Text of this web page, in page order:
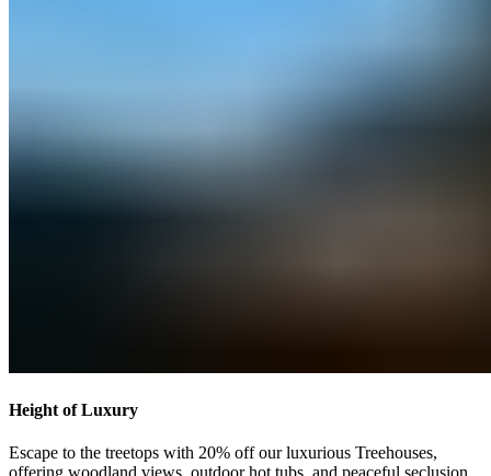
Height of Luxury​​​​‌ ‍ ​‍​‍‌‍ ‌ ​‍‌‍‍‌‌‍‌ ‌‍‍‌‌‍ ‍​‍​‍​ ‍‍​‍​‍‌ ​ ‌‍​‌‌‍ ‍‌‍‍‌‌ ‌​‌ ‍‌​‍ ‍‌‍‍‌‌‍ ​‍​‍​‍ ​​‍​‍‌‍‍​‌ ​‍‌‍‌‌‌‍‌‍​‍​‍​ ‍‍​‍​‍‌‍‍​‌ ‌​‌ ‌​‌ ​​‌ ​ ​ ‍‍​‍ ​‍ ‌‍ ​​‍ ‌‌‍​‌‌‍ ‍‌‍‌​​‍ ‌‌ ​‍​‍ ‌‌‍‍​‌‍ ‌ ‌​‌‍‌‌‌‍ ​‌ ​ ​‍ ‌‌ ​ ‌ ‌​‌ ‌‌‌‍‌​‌‍‍‌‌‍ ​‍ ‍‌ ‌‍‌‍‌‌‌ ​‍‌‍​ ‌‍‌‌‌‍ ​​‍ ‍‌‍​‌‌ ​​‌ ​​​‍ ‌‍‍‌‌‍ ‍‌ ‌​‌‍‌‌‌‍ ‍‌ ‌​​‍ ‌‍‌‌‌‍‌​‌‍‍‌‌ ‌​​‍ ‌‍ ‌‌‍ ‌‍‌​‌‍‌‌​ ‌‌ ​​‌ ​‍‌‍‌‌‌ ​ ‌‍‌‌‌‍ ‍‌ ‌​‌‍​‌‌ ‌​‌‍‍‌‌‍ ‌‍ ‍​ ‍ ‌‍‍‌‌‍‌​​ ‌​ ‍‌​ ​‌​ ‌‍​ ‌‍​ ‍‌‌‍‌​‌‍​‌​ ​​​‍ ‌​ ‌‍‌‍​ ‌‍​ ‌‍​ ​‍ ‌​ ‌​​ ‍‌​ ‌​​ ‌‍​‍ ‌‌‍​‌​ ​‍​ ‌ ​ ‌​​‍ ‌‌‍​‌‌‍​ ‌‍​‍​ ‍‌‌‍​‍​ ​ ‌‍‌‌‌‍​ ​ ​ ‌‍‌​​ ‌ ‌‍​ ​ ‍ ‌ ‌​‌ ‍‌‌ ​​‌‍‌‌​ ‌‌‍‍​‌‍ ‌ ‌​‌‍‌‌‌‍ ​‌‌​ ‌‍‍‌‌ ‌​‌‍‌‌‌‌​​‌‍​‌‌‍‌ ‌‍‌‌​ ‍ ‌ ​​‌‍​‌‌ ‌​‌‍‍​​ ‌‌ ​​‌‍​‌‌‍‌ ‌‍‌‌‌​​‍‌ ‌‌‌‍‍‌‌‍ ​‌‍‌​‌‍‌‌‌ ​‍​‍‌‌​ ‌‌‌​​‍‌‌ ‌‍‍ ‌‍‌‌‌ ‍‌​‍‌‌​ ​ ‌​‌​​‍‌‌​ ​ ‌​‌​​‍‌‌​ ​‍​ ​‍​ ‍​​ ​ ​ ‍​​ ‌ ​ ‍​​ ​‌​ ‌‍‌‍​ ‌‍‌‌​ ‌​​ ​‍‌‍​‌​‍‌‌​ ​‍​ ​‍​‍‌‌​ ‌‌‌​‌​​‍ ‍‌‍​ ‌‍ ‌‍ ‍‌ ‌​‌‍‌‌‌‍ ‍‌ ‌​​‍‌‌​ ‌‌‌​​‍‌‌ ‌‍‍ ‌‍‌‌‌ ‍‌​‍‌‌​ ​ ‌​‌​​‍‌‌​ ​ ‌​‌​​‍‌‌​ ​‍​ ​‍‌‍​ ‌‍‌‌‌‍​‍‌‍​‌​ ​ ​ ​‍​ ​‌​ ​​​ ‍‌​ ‌ ​ ​‌​ ‍‌​‍‌‌​ ​‍​ ​‍​‍‌‌​ ‌‌‌​‌​​‍ ‍‌ ‌​‌‍‍‌‌ ‌​‌‍ ​‌‍‌‌​ ‌‍​‍‌‍​‌‌ ​ ‌‍‌‌‌‌‌‌‌ ​‍‌‍ ​​ ‌‌‍‍​‌ ‌​‌ ‌​‌ ​​‌ ​ ​‍‌‌​ ​ ‌​​‌​‍‌‌​ ​‍‌​‌‍​‍‌‌​ ​‍‌​‌‍‌‍ ​​‍ ‌‌‍​‌‌‍ ‍‌‍‌​​‍ ‌‌ ​‍​‍ ‌‌‍‍​‌‍ ‌ ‌​‌‍‌‌‌‍ ​‌ ​ ​‍ ‌‌ ​ ‌ ‌​‌ ‌‌‌‍‌​‌‍‍‌‌‍ ​‍ ‍‌ ‌‍‌‍‌‌‌ ​‍‌‍​ ‌‍‌‌‌‍ ​​‍ ‍‌‍​‌‌ ​​‌ ​​​‍‌‍‌‍‍‌‌‍‌​​ ‌​ ‍‌​ ​‌​ ‌‍​ ‌‍​ ‍‌‌‍‌​‌‍​‌​ ​​​‍ ‌​ ‌‍‌‍​ ‌‍​ ‌‍​ ​‍ ‌​ ‌​​ ‍‌​ ‌​​ ‌‍​‍ ‌‌‍​‌​ ​‍​ ‌ ​ ‌​​‍ ‌‌‍​‌‌‍​ ‌‍​‍​ ‍‌‌‍​‍​ ​ ‌‍‌‌‌‍​ ​ ​ ‌‍‌​​ ‌ ‌‍​ ​‍‌‍‌ ‌​‌ ‍‌‌ ​​‌‍‌‌​ ‌‌‍‍​‌‍ ‌ ‌​‌‍‌‌‌‍ ​‌‌​ ‌‍‍‌‌ ‌​‌‍‌‌‌‌​​‌‍​‌‌‍‌ ‌‍‌‌​‍‌‍‌ ​​‌‍​‌‌ ‌​‌‍‍​​ ‌‌ ​​‌‍​‌‌‍‌ ‌‍‌‌‌​​‍‌ ‌‌‌‍‍‌‌‍ ​‌‍‌​‌‍‌‌‌ ​‍​‍‌‌​ ‌‌‌​​‍‌‌ ‌‍‍ ‌‍‌‌‌ ‍‌​‍‌‌​ ​ ‌​‌​​‍‌‌​ ​ ‌​‌​​‍‌‌​ ​‍​ ​‍​ ‍​​ ​ ​ ‍​​ ‌ ​ ‍​​ ​‌​ ‌‍‌‍​ ‌‍‌‌​ ‌​​ ​‍‌‍​‌​‍‌‌​ ​‍​ ​‍​‍‌‌​ ‌‌‌​‌​​‍ ‍‌‍​ ‌‍ ‌‍ ‍‌ ‌​‌‍‌‌‌‍ ‍‌ ‌​​‍‌‌​ ‌‌‌​​‍‌‌ ‌‍‍ ‌‍‌‌‌ ‍‌​‍‌‌​ ​ ‌​‌​​‍‌‌​ ​ ‌​‌​​‍‌‌​ ​‍​ ​‍‌‍​ ‌‍‌‌‌‍​‍‌‍​‌​ ​ ​ ​‍​ ​‌​ ​​​ ‍‌​ ‌ ​ ​‌​ ‍‌​‍‌‌​ ​‍​ ​‍​‍‌‌​ ‌‌‌​‌​​‍ ‍‌ ‌​‌‍‍‌‌ ‌​‌‍ ​‌‍‌‌​‍‌‍‌ ​​‌‍‌‌‌ ​‍‌ ​ ‌ ​​‌‍‌‌‌‍​ ‌ ‌​‌‍‍‌‌ ‌‍‌‍‌‌​ ‌‌ ​​‌ ‌‌‌‍​‍‌‍ ​‌‍‍‌‌ ​ ‌‍‍​‌‍‌‌‌‍‌​​‍​‍‌ ‌
Escape to the treetops with 20% off our luxurious Treehouses,